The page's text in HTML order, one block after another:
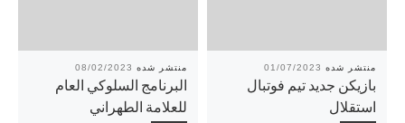
08/02/2023
البرنامج السلوكي العام
للعلامة الطهراني
01/07/2023
بازیکن جدید تیم فوتبال
استقلال